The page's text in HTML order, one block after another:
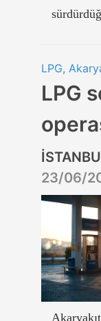
LPG,
LPG
23/06/